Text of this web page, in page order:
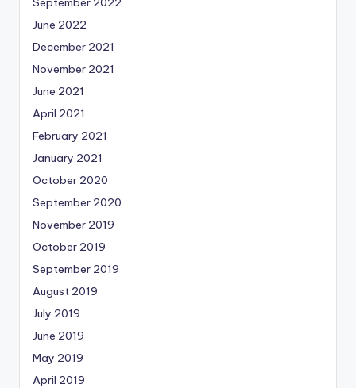
June 2022
December 2021
November 2021
June 2021
April 2021
February 2021
January 2021
October 2020
September 2020
November 2019
October 2019
September 2019
August 2019
July 2019
June 2019
May 2019
April 2019